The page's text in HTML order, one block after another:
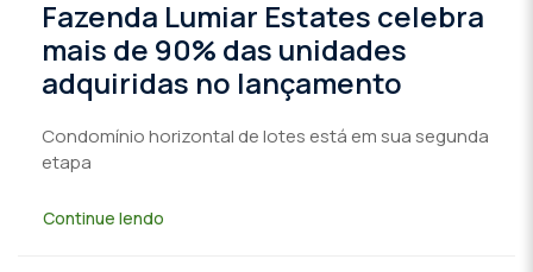
Fazenda Lumiar Estates celebra
mais de 90% das unidades
adquiridas no lançamento
Condomínio horizontal de lotes está em sua segunda
etapa
Continue lendo